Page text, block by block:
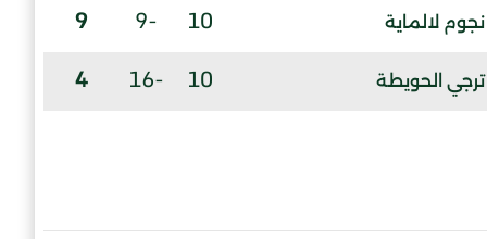
نجوم لالماية 10
-9
9
ترجي الحويطة 10
-16
4